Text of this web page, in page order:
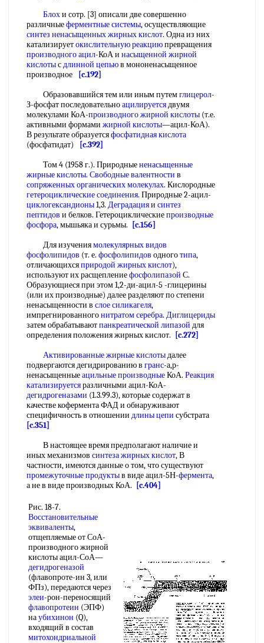
Блохи сотр. [3] описали две совершенно
различныеферментные системы, осуществляющие
синтез ненасыщенных жирных кислот. Одна из них
катализируетокислительную реакциюпревращения
производного ацил-КоА и насыщенной жирной
кислотысдлинной цепьюв мононенасыщенное
производное
[c.192]
Образовавшийся тем или иным путемглицерол-
З-фосфат последовательноацилируетсядвумя
молекулами КоА-производного жирной кислоты (т.е.
активными формами жирной кислоты—ацил-КоА).
В результате образуетсяфосфатидная кислота
(фосфатидат)
[c.392]
Том 4 (1958 г.). Природныененасыщенные
жирные кислоты. Свободные валентности в
сопряженных органических молекулах. Кислородные
гетероциклические соединения. Природные 2-ацил-
циклогександионы1,3. Деградацияи синтез
пептидов и белков. Гетероциклическиепроизводные
фосфора, мышьяка и сурьмы.
[c.156]
Для изучениямолекулярных видов
фосфолипидов (т. е. фосфолипидов одноготипа,
отличающихсяприродой жирных кислот),
используют их расщеплениефосфолипазой С.
Образующиеся при этом 1,2-ди-ацил-5 -глицерины
(или их производные) далее разделяют по степени
ненасыщенности в слое силикагеля,
импрегнированногонитратом серебра. Диглицериды
затем обрабатываютпанкреатической липазой для
определения положения жирных кислот.
[c.272]
Активированные жирные кислотыдалее
подвергаются дегидрированию в гранс-а,р-
ненасыщенныеацильные производныеКоА. Реакция
катализируетсяразличными ацил-КоА-
дегидрогеназами (1.3.99.3), которые содержат в
качестве кофермента ФАД и обнаруживают
специфичность в отношении длины цепи субстрата
[c.351]
В настоящее время предполагают наличие и
иных механизмов синтеза жирных кислот, В
частности, имеются данные о том, что существуют
промежуточные продуктыв виде ацил-5Н-фермента,
а не в виде производных КоА.
[c.404]
Рис. 18-7.
Восстановительные
эквиваленты,
отщепляемые от СоА-
производного жирной
кислоты ацил-СоА—
дегидрогеназой
(флавопроте-ин 3, или
ФПз), передаются через
элеи-рон-переносящий
флавопротеин (ЭПФ)
наубихинон (Q),
входящий в состав
митохондриальной